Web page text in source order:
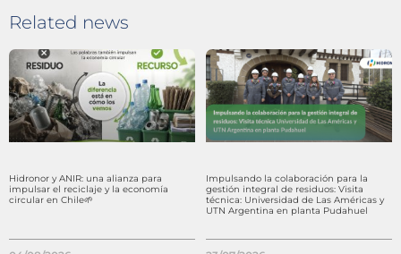
Related news
Hidronor y ANIR: una alianza para
impulsar el reciclaje y la economía
circular en Chile🌱
Impulsando la colaboración para la
gestión integral de residuos: Visita
técnica: Universidad de Las Américas y
UTN Argentina en planta Pudahuel